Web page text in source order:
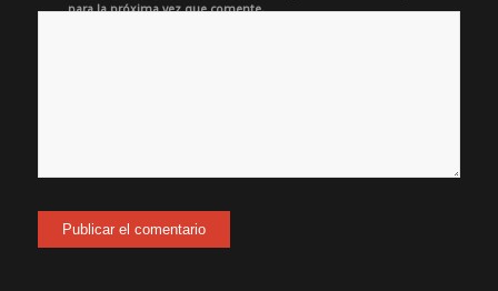
para la próxima vez que comente.